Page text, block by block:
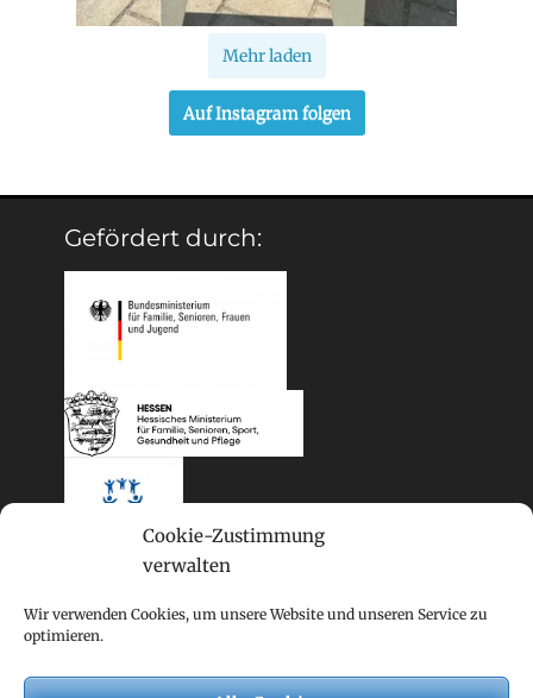
Cookie-Zustimmung
verwalten
Wir verwenden Cookies, um unsere Website und unseren Service zu
optimieren.
Mehr laden
Auf Instagram folgen
Gefördert durch: